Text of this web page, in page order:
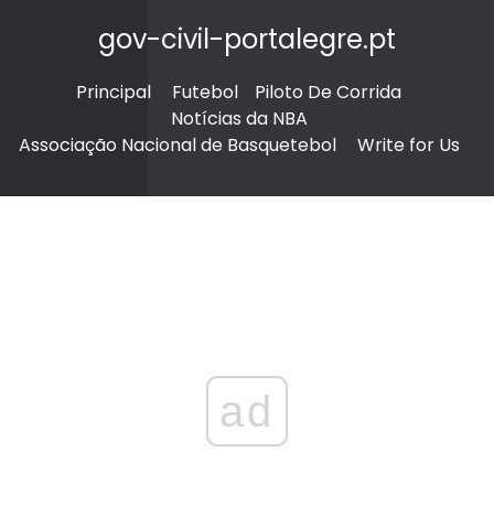
gov-civil-portalegre.pt
Principal Futebol
Piloto De Corrida
Notícias da NBA
Associação Nacional de Basquetebol
Write for Us
ad